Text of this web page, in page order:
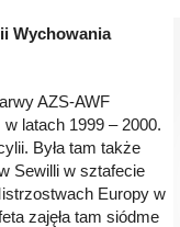
Wychowania
AZS-AWF
latach 1999 – 2000.
Była tam także
Sewilli w sztafecie
Europy w
zajęła tam siódme